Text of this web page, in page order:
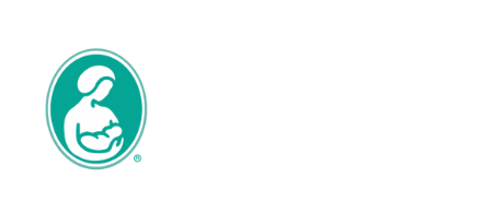
AYUDARTE
Encuentra a una Líder